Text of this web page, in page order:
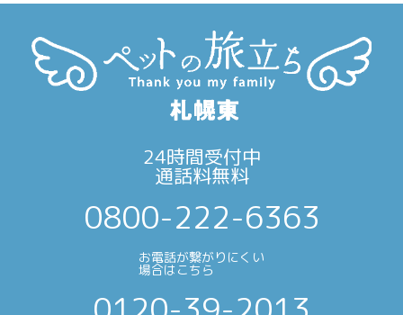
24時間受付中
通話料無料
0800-222-6363
お電話が繋がりにくい
場合はこちら